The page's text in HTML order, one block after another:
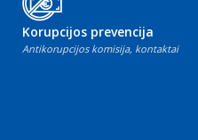
Korupcijos prevencija
Antikorupcijos komisija, kontaktai